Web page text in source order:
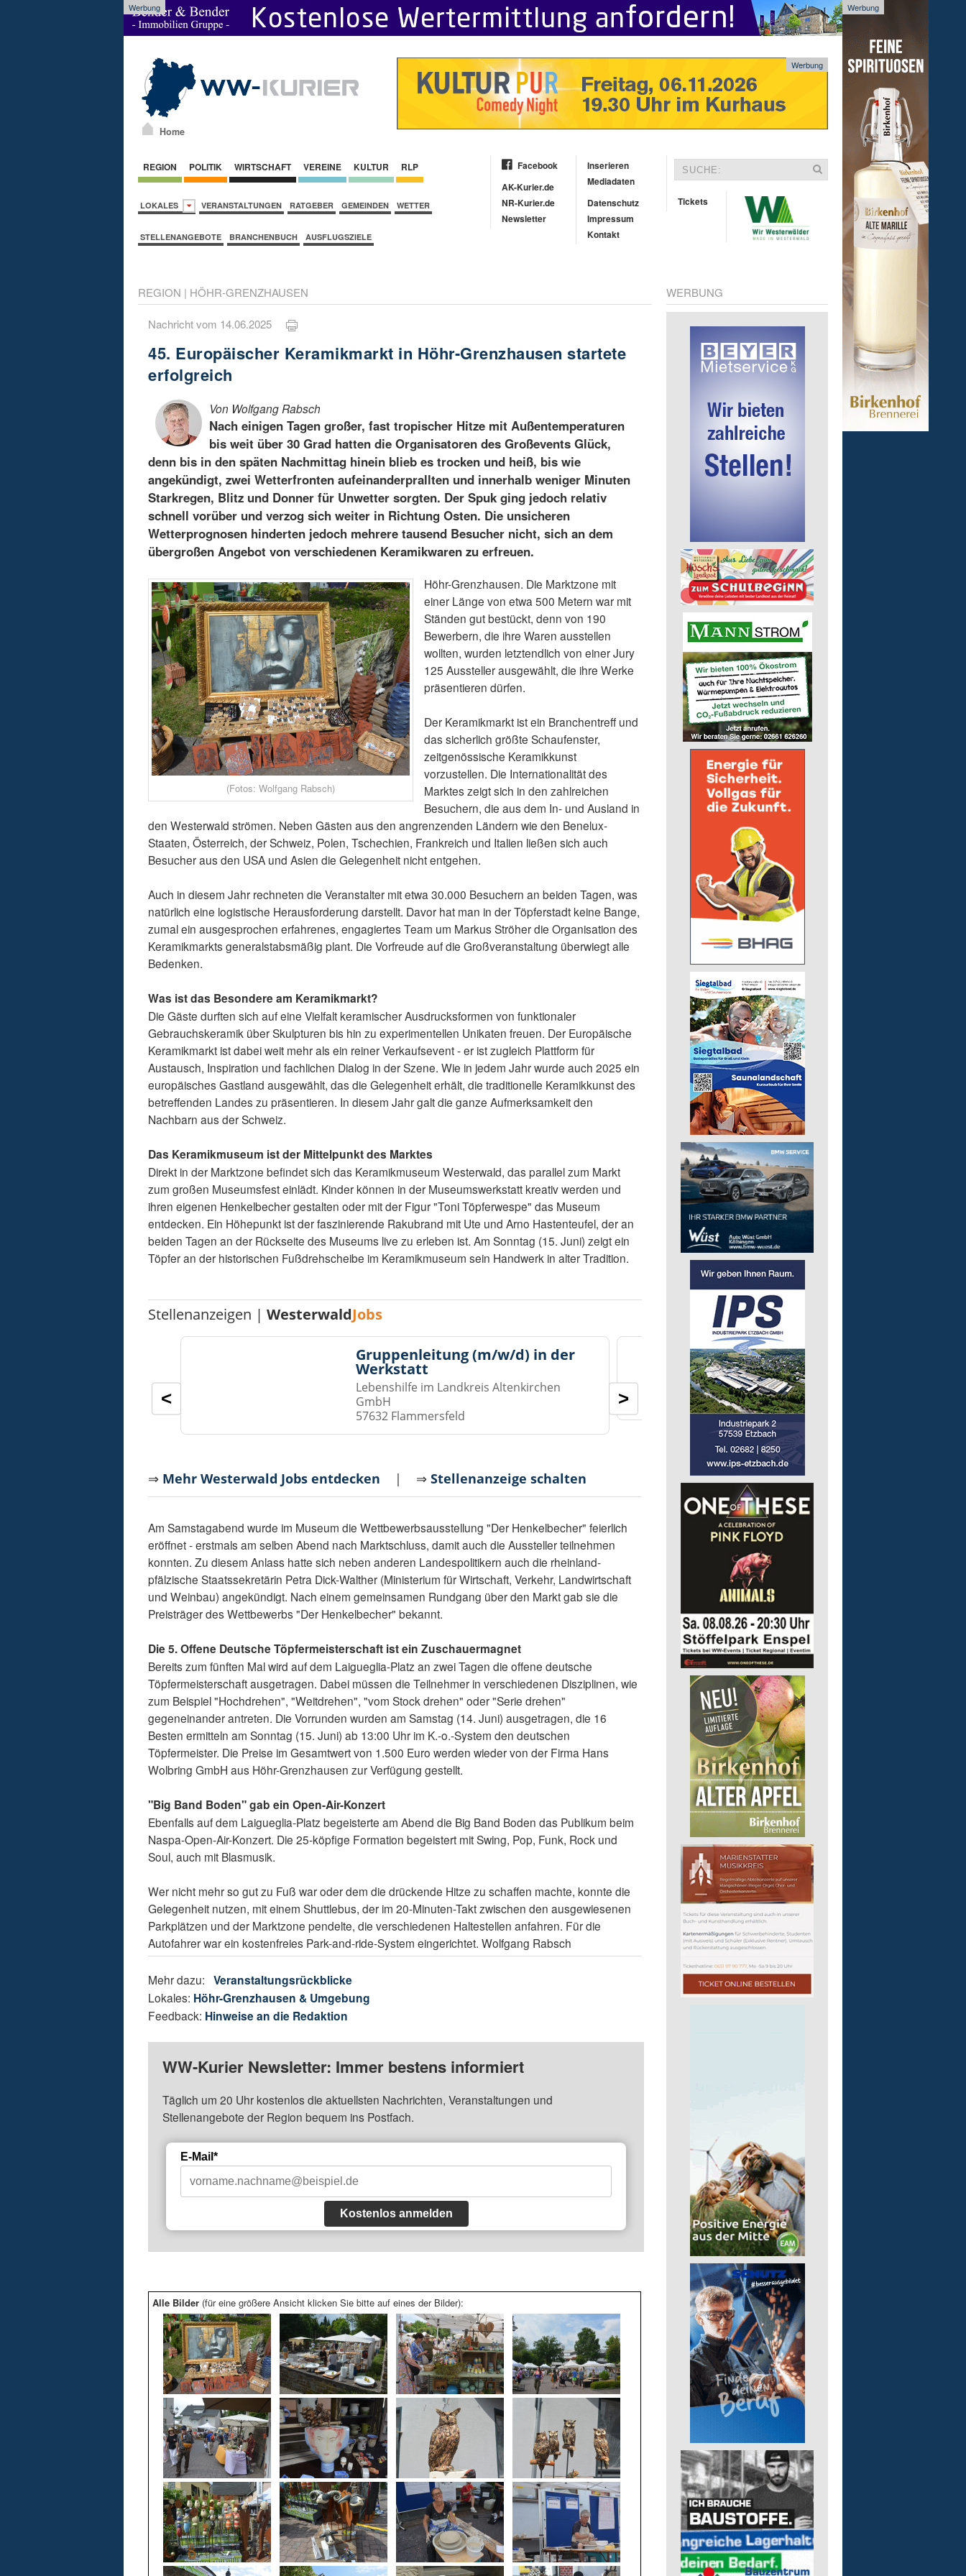
Werbung Werbung
Home
Werbung
REGION POLITIK WIRTSCHAFT VEREINE KULTUR RLP
LOKALES VERANSTALTUNGEN RATGEBER GEMEINDEN WETTER
STELLENANGEBOTE BRANCHENBUCH AUSFLUGSZIELE
Facebook
AK-Kurier.de
NR-Kurier.de
Newsletter
Inserieren
Mediadaten
Datenschutz
Impressum
Kontakt
Tickets
REGION | HÖHR-GRENZHAUSEN
Nachricht vom 14.06.2025
45. Europäischer Keramikmarkt in Höhr-Grenzhausen startete
erfolgreich
Von Wolfgang Rabsch
Nach einigen Tagen großer, fast tropischer Hitze mit Außentemperaturen
bis weit über 30 Grad hatten die Organisatoren des Großevents Glück,
denn bis in den späten Nachmittag hinein blieb es trocken und heiß, bis wie
angekündigt, zwei Wetterfronten aufeinanderprallten und innerhalb weniger Minuten
Starkregen, Blitz und Donner für Unwetter sorgten. Der Spuk ging jedoch relativ
schnell vorüber und verzog sich weiter in Richtung Osten. Die unsicheren
Wetterprognosen hinderten jedoch mehrere tausend Besucher nicht, sich an dem
übergroßen Angebot von verschiedenen Keramikwaren zu erfreuen.
(Fotos: Wolfgang Rabsch)
Höhr-Grenzhausen. Die Marktzone mit
einer Länge von etwa 500 Metern war mit
Ständen gut bestückt, denn von 190
Bewerbern, die ihre Waren ausstellen
wollten, wurden letztendlich von einer Jury
125 Aussteller ausgewählt, die ihre Werke
präsentieren dürfen.
Der Keramikmarkt ist ein Branchentreff und
das sicherlich größte Schaufenster,
zeitgenössische Keramikkunst
vorzustellen. Die Internationalität des
Marktes zeigt sich in den zahlreichen
Besuchern, die aus dem In- und Ausland in
den Westerwald strömen. Neben Gästen aus den angrenzenden Ländern wie den Benelux-
Staaten, Österreich, der Schweiz, Polen, Tschechien, Frankreich und Italien ließen sich auch
Besucher aus den USA und Asien die Gelegenheit nicht entgehen.
Auch in diesem Jahr rechneten die Veranstalter mit etwa 30.000 Besuchern an beiden Tagen, was
natürlich eine logistische Herausforderung darstellt. Davor hat man in der Töpferstadt keine Bange,
zumal ein ausgesprochen erfahrenes, engagiertes Team um Markus Ströher die Organisation des
Keramikmarkts generalstabsmäßig plant. Die Vorfreude auf die Großveranstaltung überwiegt alle
Bedenken.
Was ist das Besondere am Keramikmarkt?
Die Gäste durften sich auf eine Vielfalt keramischer Ausdrucksformen von funktionaler
Gebrauchskeramik über Skulpturen bis hin zu experimentellen Unikaten freuen. Der Europäische
Keramikmarkt ist dabei weit mehr als ein reiner Verkaufsevent - er ist zugleich Plattform für
Austausch, Inspiration und fachlichen Dialog in der Szene. Wie in jedem Jahr wurde auch 2025 ein
europäisches Gastland ausgewählt, das die Gelegenheit erhält, die traditionelle Keramikkunst des
betreffenden Landes zu präsentieren. In diesem Jahr galt die ganze Aufmerksamkeit den
Nachbarn aus der Schweiz.
Das Keramikmuseum ist der Mittelpunkt des Marktes
Direkt in der Marktzone befindet sich das Keramikmuseum Westerwald, das parallel zum Markt
zum großen Museumsfest einlädt. Kinder können in der Museumswerkstatt kreativ werden und
ihren eigenen Henkelbecher gestalten oder mit der Figur "Toni Töpferwespe" das Museum
entdecken. Ein Höhepunkt ist der faszinierende Rakubrand mit Ute und Arno Hastenteufel, der an
beiden Tagen an der Rückseite des Museums live zu erleben ist. Am Sonntag (15. Juni) zeigt ein
Töpfer an der historischen Fußdrehscheibe im Keramikmuseum sein Handwerk in alter Tradition.
Stellenanzeigen |WesterwaldJobs
Gruppenleitung (m/w/d) in der
Werkstatt
Lebenshilfe im Landkreis Altenkirchen
GmbH
57632 Flammersfeld
Bildungsbegleitung (m/
Lebenshilfe im Landkreis
GmbH
57610 Altenkirchen
< >
⇒ Mehr Westerwald Jobs entdecken | ⇒Stellenanzeige schalten
Am Samstagabend wurde im Museum die Wettbewerbsausstellung "Der Henkelbecher" feierlich
eröffnet - erstmals am selben Abend nach Marktschluss, damit auch die Aussteller teilnehmen
konnten. Zu diesem Anlass hatte sich neben anderen Landespolitikern auch die rheinland-
pfälzische Staatssekretärin Petra Dick-Walther (Ministerium für Wirtschaft, Verkehr, Landwirtschaft
und Weinbau) angekündigt. Nach einem gemeinsamen Rundgang über den Markt gab sie die
Preisträger des Wettbewerbs "Der Henkelbecher" bekannt.
Die 5. Offene Deutsche Töpfermeisterschaft ist ein Zuschauermagnet
Bereits zum fünften Mal wird auf dem Laigueglia-Platz an zwei Tagen die offene deutsche
Töpfermeisterschaft ausgetragen. Dabei müssen die Teilnehmer in verschiedenen Disziplinen, wie
zum Beispiel "Hochdrehen", "Weitdrehen", "vom Stock drehen" oder "Serie drehen"
gegeneinander antreten. Die Vorrunden wurden am Samstag (14. Juni) ausgetragen, die 16
Besten ermitteln am Sonntag (15. Juni) ab 13:00 Uhr im K.-o.-System den deutschen
Töpfermeister. Die Preise im Gesamtwert von 1.500 Euro werden wieder von der Firma Hans
Wolbring GmbH aus Höhr-Grenzhausen zur Verfügung gestellt.
"Big Band Boden" gab ein Open-Air-Konzert
Ebenfalls auf dem Laigueglia-Platz begeisterte am Abend die Big Band Boden das Publikum beim
Naspa-Open-Air-Konzert. Die 25-köpfige Formation begeistert mit Swing, Pop, Funk, Rock und
Soul, auch mit Blasmusik.
Wer nicht mehr so gut zu Fuß war oder dem die drückende Hitze zu schaffen machte, konnte die
Gelegenheit nutzen, mit einem Shuttlebus, der im 20-Minuten-Takt zwischen den ausgewiesenen
Parkplätzen und der Marktzone pendelte, die verschiedenen Haltestellen anfahren. Für die
Autofahrer war ein kostenfreies Park-and-ride-System eingerichtet. Wolfgang Rabsch
Mehr dazu:Veranstaltungsrückblicke
Lokales: Höhr-Grenzhausen & Umgebung
Feedback: Hinweise an die Redaktion
WW-Kurier Newsletter: Immer bestens informiert
Täglich um 20 Uhr kostenlos die aktuellsten Nachrichten, Veranstaltungen und
Stellenangebote der Region bequem ins Postfach.
E-Mail*
Kostenlos anmelden
Alle Bilder (für eine größere Ansicht klicken Sie bitte auf eines der Bilder):
WERBUNG